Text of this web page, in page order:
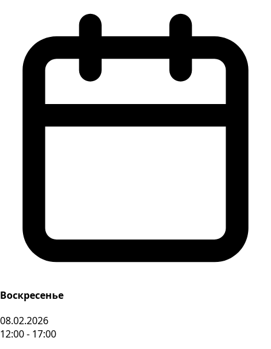
Воскресенье
08.02.2026
12:00 - 17:00